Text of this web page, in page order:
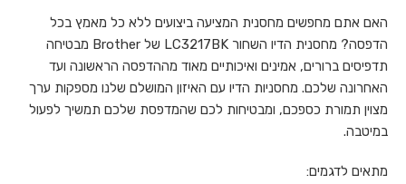
האם אתם מחפשים מחסנית המציעה ביצועים ללא כל מאמץ בכל
הדפסה? מחסנית הדיו השחור LC3217BK של Brother מבטיחה
תדפיסים ברורים, אמינים ואיכותיים מאוד מההדפסה הראשונה ועד
האחרונה שלכם. מחסניות הדיו עם האיזון המושלם שלנו מספקות ערך
מצוין תמורת כספכם, ומבטיחות לכם שהמדפסת שלכם תמשיך לפעול
במיטבה.
מתאים לדגמים: